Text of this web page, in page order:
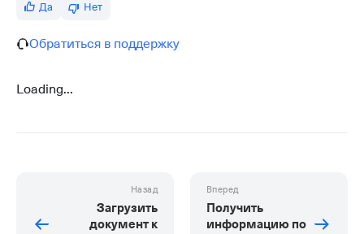
Да Нет
Обратиться в поддержку
Loading...
Назад
Загрузить
документ к
Вперед
Получить
информацию по